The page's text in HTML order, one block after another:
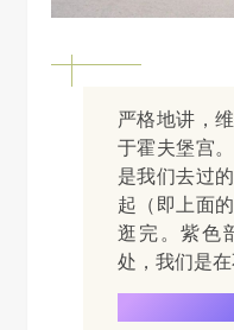
严格地讲，
于霍夫堡宫
是我们去过
起（即上面
逛完。紫色
处，我们是